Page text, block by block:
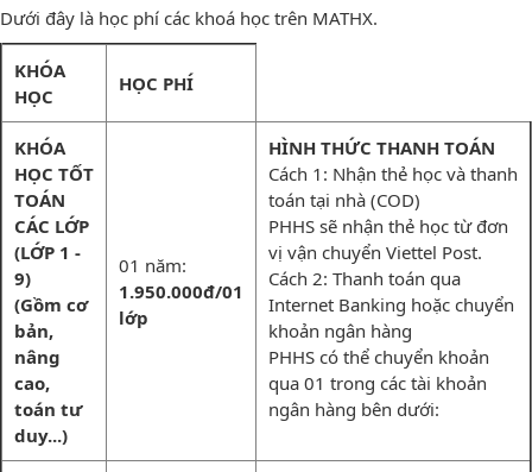
Dưới đây là học phí các khoá học trên MATHX.
KHÓA
HỌC
HỌC PHÍ
KHÓA
HỌC TỐT
TOÁN
CÁC LỚP
(LỚP 1 -
9)
(Gồm cơ
bản,
nâng
cao,
toán tư
duy...)
01 năm:
1.950.000đ/01
lớp
HÌNH THỨC THANH TOÁN
Cách 1: Nhận thẻ học và thanh
toán tại nhà (COD)
PHHS sẽ nhận thẻ học từ đơn
vị vận chuyển Viettel Post.
Cách 2: Thanh toán qua
Internet Banking hoặc chuyển
khoản ngân hàng
PHHS có thể chuyển khoản
qua 01 trong các tài khoản
ngân hàng bên dưới: